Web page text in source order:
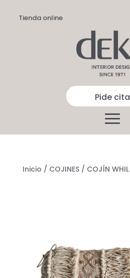
Tienda online
Pide cita
Inicio / COJINES/ COJÍN WHIL